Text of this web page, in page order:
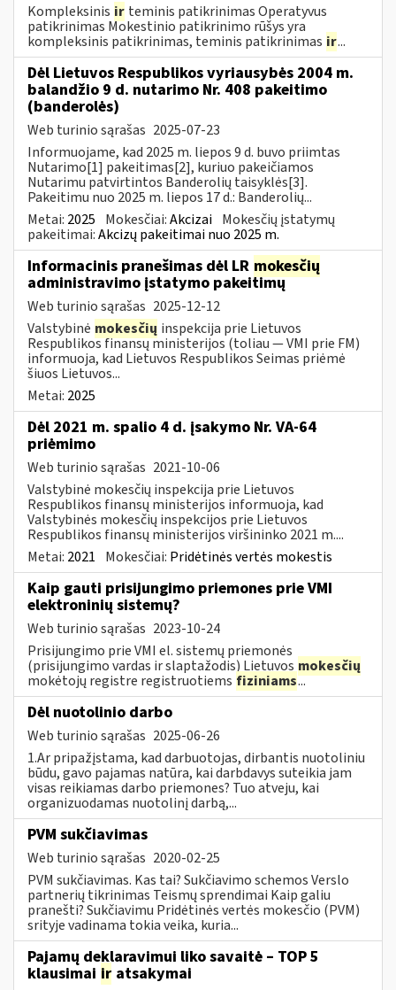
Kompleksinis ir teminis patikrinimas Operatyvus
patikrinimas Mokestinio patikrinimo rūšys yra
kompleksinis patikrinimas, teminis patikrinimas ir...
Dėl Lietuvos Respublikos vyriausybės 2004 m.
balandžio 9 d. nutarimo Nr. 408 pakeitimo
(banderolės)
Web turinio sąrašas 2025-07-23
Informuojame, kad 2025 m. liepos 9 d. buvo priimtas
Nutarimo[1] pakeitimas[2], kuriuo pakeičiamos
Nutarimu patvirtintos Banderolių taisyklės[3].
Pakeitimu nuo 2025 m. liepos 17 d.: Banderolių...
Metai: 2025 Mokesčiai:Akcizai Mokesčių įstatymų
pakeitimai:Akcizų pakeitimai nuo 2025 m.
Informacinis pranešimas dėl LR mokesčių
administravimo įstatymo pakeitimų
Web turinio sąrašas 2025-12-12
Valstybinė mokesčių inspekcija prie Lietuvos
Respublikos finansų ministerijos (toliau — VMI prie FM)
informuoja, kad Lietuvos Respublikos Seimas priėmė
šiuos Lietuvos...
Metai: 2025
Dėl 2021 m. spalio 4 d. įsakymo Nr. VA-64
priėmimo
Web turinio sąrašas 2021-10-06
Valstybinė mokesčių inspekcija prie Lietuvos
Respublikos finansų ministerijos informuoja, kad
Valstybinės mokesčių inspekcijos prie Lietuvos
Respublikos finansų ministerijos viršininko 2021 m....
Metai: 2021 Mokesčiai: Pridėtinės vertės mokestis
Kaip gauti prisijungimo priemones prie VMI
elektroninių sistemų?
Web turinio sąrašas 2023-10-24
Prisijungimo prie VMI el. sistemų priemonės
(prisijungimo vardas ir slaptažodis) Lietuvos mokesčių
mokėtojų registre registruotiems fiziniams...
Dėl nuotolinio darbo
Web turinio sąrašas 2025-06-26
1.Ar pripažįstama, kad darbuotojas, dirbantis nuotoliniu
būdu, gavo pajamas natūra, kai darbdavys suteikia jam
visas reikiamas darbo priemones? Tuo atveju, kai
organizuodamas nuotolinį darbą,...
PVM sukčiavimas
Web turinio sąrašas 2020-02-25
PVM sukčiavimas. Kas tai? Sukčiavimo schemos Verslo
partnerių tikrinimas Teismų sprendimai Kaip galiu
pranešti? Sukčiavimu Pridėtinės vertės mokesčio (PVM)
srityje vadinama tokia veika, kuria...
Pajamų deklaravimui liko savaitė – TOP 5
klausimai ir atsakymai